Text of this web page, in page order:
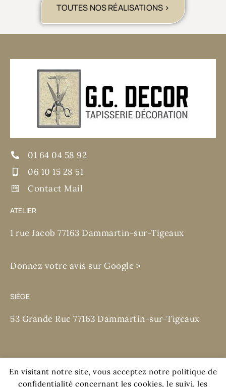
TOUTES NOS RÉALISATIONS >
01 64 04 58 92
06 10 15 28 51
Contact Mail
ATELIER
1 rue Jacob 77163 Dammartin-sur-Tigeaux
Donnez votre avis sur Google >
SIÈGE
53 Grande Rue 77163 Dammartin-sur-Tigeaux
En visitant notre site, vous acceptez notre politique de
confidentialité concernant les cookies, le suivi, les